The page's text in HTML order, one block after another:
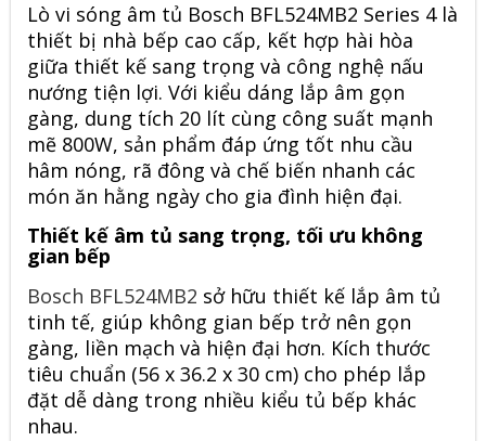
Lò vi sóng âm tủ Bosch BFL524MB2 Series 4là
thiết bị nhà bếp cao cấp, kết hợp hài hòa
giữa thiết kế sang trọng và công nghệ nấu
nướng tiện lợi. Với kiểu dáng lắp âm gọn
gàng, dung tích 20 lít cùng công suất mạnh
mẽ 800W, sản phẩm đáp ứng tốt nhu cầu
hâm nóng, rã đông và chế biến nhanh các
món ăn hằng ngày cho gia đình hiện đại.
Thiết kế âm tủ sang trọng, tối ưu không
gian bếp
Bosch BFL524MB2 sở hữu thiết kế lắp âm tủ
tinh tế, giúp không gian bếp trở nên gọn
gàng, liền mạch và hiện đại hơn. Kích thước
tiêu chuẩn (56 x 36.2 x 30 cm) cho phép lắp
đặt dễ dàng trong nhiều kiểu tủ bếp khác
nhau.